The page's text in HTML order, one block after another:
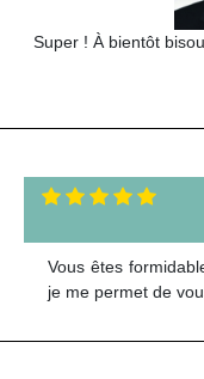
Super ! À bientôt
Vous êtes
je me permet de